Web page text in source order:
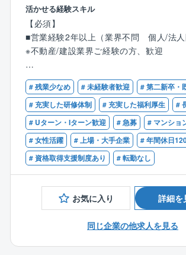
また、評価制度においても、新卒・中途
く、成果・取組等を勘案し、メリハリの
底しています。
の福利厚生が充実しています
一人あたりの管理物件は10～12棟です。
【具体的には】
＜組合運営サポート＞
■総会/理事会の企画/運営サポート
■会計/出納業務のサポート
＜建物管理＞
■定期健診と建物/設備等総合点検
■長期修繕計画策定/提案営業
＜コミュニティ支援＞
■生活マナーに関するトラブルの解消
■大規模改修工事等の大事業に関する組合
■管理人の派遣、教育
※初期教育は管理人教育センターで実施。
⼤半の管理マンションには管理員が常駐
活かせる経験スキル
【必須】
■営業経験2年以上（業界不問 個⼈/法⼈
※不動産/建設業界ご経験の⽅、歓迎
【歓迎】
■マンション管理士
■宅地建物取引主任者
■建築関連資格（建築士、施工管理技士
■マンションフロントの経験
# 残業少なめ # 未経験者歓迎
# 第二新卒・
# 充実した研修体制
# 充実した福利厚生
#
# Uターン・Iターン歓迎
# 急募
# マンショ
# 女性活躍
# 上場・大手企業
# 年間休日
# 資格取得支援制度あり
# 転勤なし
お気に入り 詳細を
同じ企業の他求人を見る